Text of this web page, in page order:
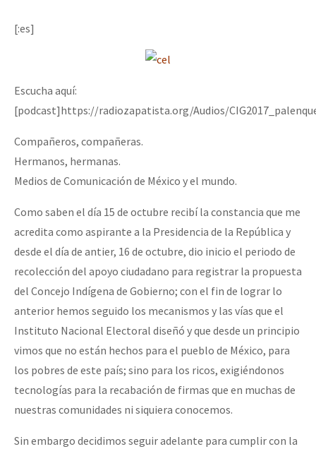
[:es]
Escucha aquí:
[podcast]https://radiozapatista.org/Audios/
Compañeros, compañeras.
Hermanos, hermanas.
Medios de Comunicación de México y el mundo.
Como saben el día 15 de octubre recibí la constancia que me
acredita como aspirante a la Presidencia de la República y
desde el día de antier, 16 de octubre, dio inicio el periodo de
recolección del apoyo ciudadano para registrar la propuesta
del Concejo Indígena de Gobierno; con el fin de lograr lo
anterior hemos seguido los mecanismos y las vías que el
Instituto Nacional Electoral diseñó y que desde un principio
vimos que no están hechos para el pueblo de México, para
los pobres de este país; sino para los ricos, exigiéndonos
tecnologías para la recabación de firmas que en muchas de
nuestras comunidades ni siquiera conocemos.
Sin embargo decidimos seguir adelante para cumplir con la